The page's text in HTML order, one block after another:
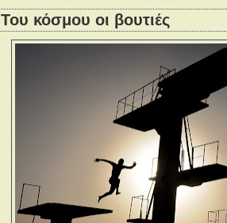
Του κόσμου οι βουτιές